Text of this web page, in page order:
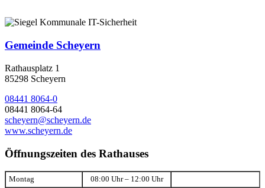
Gemeinde Scheyern
Rathausplatz 1
85298 Scheyern
08441 8064-0
08441 8064-64
scheyern@scheyern.de
www.scheyern.de
Öffnungszeiten des Rathauses
Montag 08:00 Uhr – 12:00 Uhr